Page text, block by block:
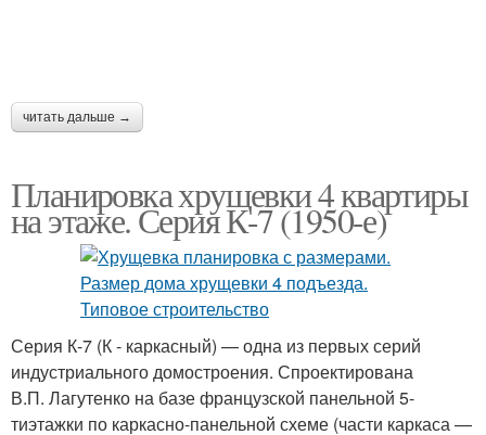
читать дальше →
Планировка хрущевки 4 квартиры
на этаже. Серия К-7 (1950-е)
Серия К-7 (К - каркасный) — одна из первых серий
индустриального домостроения. Спроектирована
В.П. Лагутенко на базе французской панельной 5-
тиэтажки по каркасно-панельной схеме (части каркаса —